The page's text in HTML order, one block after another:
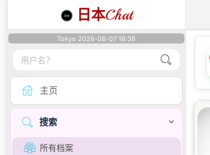
日本Chat
Tokyo 2026-08-07 16:36
主页
搜索
所有档案